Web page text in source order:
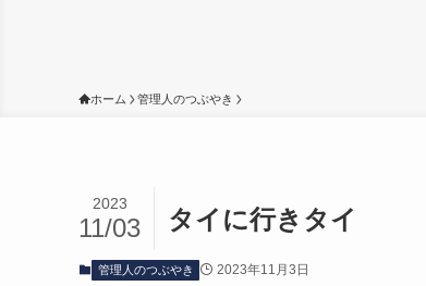
ホーム 管理人のつぶやき
タイに行きタイ
2023
11/03
管理人のつぶやき 2023年11月3日